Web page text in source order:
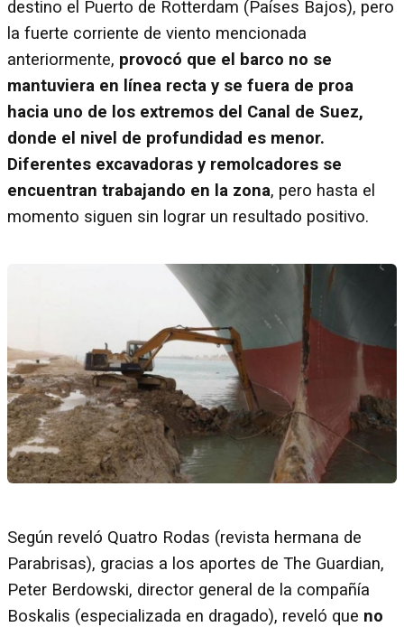
destino el Puerto de Rotterdam (Países Bajos), pero
la fuerte corriente de viento mencionada
anteriormente, provocó que el barco no se
mantuviera en línea recta y se fuera de proa
hacia uno de los extremos del Canal de Suez,
donde el nivel de profundidad es menor.
Diferentes excavadoras y remolcadores se
encuentran trabajando en la zona, pero hasta el
momento siguen sin lograr un resultado positivo.
Según reveló Quatro Rodas (revista hermana de
Parabrisas), gracias a los aportes de The Guardian,
Peter Berdowski, director general de la compañía
Boskalis (especializada en dragado), reveló que no